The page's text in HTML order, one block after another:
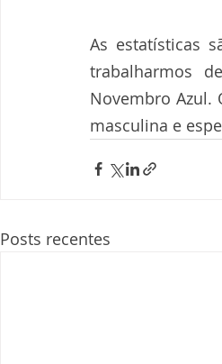
As estatísticas
trabalharmos
Novembro Azul.
masculina e
Posts recentes